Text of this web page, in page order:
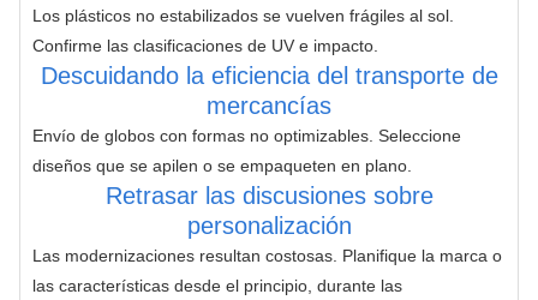
Los plásticos no estabilizados se vuelven frágiles al sol.
Confirme las clasificaciones de UV e impacto.
Descuidando la eficiencia del transporte de
mercancías
Envío de globos con formas no optimizables. Seleccione
diseños que se apilen o se empaqueten en plano.
Retrasar las discusiones sobre
personalización
Las modernizaciones resultan costosas. Planifique la marca o
las características desde el principio, durante las